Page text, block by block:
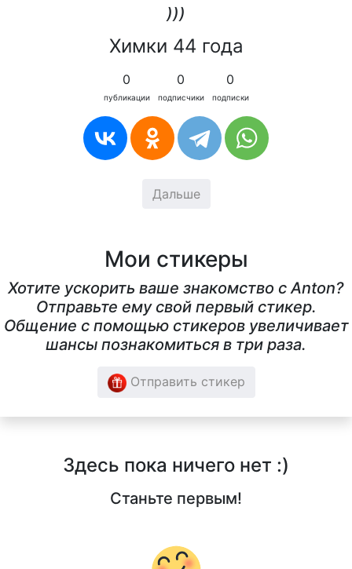
)))
Химки 44 года
0
публикации
0
подписчики
0
подписки
Дальше
Мои стикеры
Хотите ускорить ваше знакомство с Anton?
Отправьте ему свой первый стикер.
Общение с помощью стикеров увеличивает
шансы познакомиться в три раза.
Отправить стикер
Здесь пока ничего нет :)
Станьте первым!